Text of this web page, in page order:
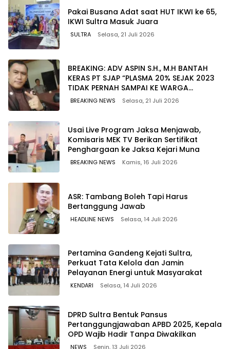
Pakai Busana Adat saat HUT IKWI ke 65,
IKWI Sultra Masuk Juara
SULTRA Selasa, 21 Juli 2026
BREAKING: ADV ASPIN S.H., M.H BANTAH
KERAS PT SJAP “PLASMA 20% SEJAK 2023
TIDAK PERNAH SAMPAI KE WARGA
WAWOONE!
BREAKING NEWS Selasa, 21 Juli 2026
Usai Live Program Jaksa Menjawab,
Komisaris MEK TV Berikan Sertifikat
Penghargaan ke Jaksa Kejari Muna
BREAKING NEWS Kamis, 16 Juli 2026
ASR: Tambang Boleh Tapi Harus
Bertanggung Jawab
HEADLINE NEWS Selasa, 14 Juli 2026
Pertamina Gandeng Kejati Sultra,
Perkuat Tata Kelola dan Jamin
Pelayanan Energi untuk Masyarakat
KENDARI Selasa, 14 Juli 2026
DPRD Sultra Bentuk Pansus
Pertanggungjawaban APBD 2025, Kepala
OPD Wajib Hadir Tanpa Diwakilkan
NEWS Senin, 13 Juli 2026